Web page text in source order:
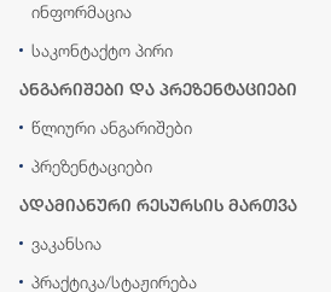
ინფორმაცია
საკონტაქტო პირი
ანგარიშები და პრეზენტაციები
წლიური ანგარიშები
პრეზენტაციები
ადამიანური რესურსის მართვა
ვაკანსია
პრაქტიკა/სტაჟირება